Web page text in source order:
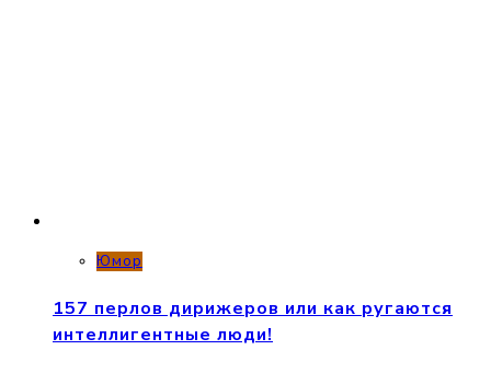
Юмор
157 перлов дирижеров или как ругаются
интеллигентные люди!